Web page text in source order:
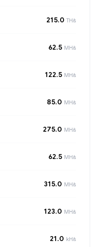
215.0 TH/s
62.5 MH/s
122.5 MH/s
85.0 MH/s
275.0 MH/s
62.5 MH/s
315.0 MH/s
123.0 MH/s
21.0 kH/s